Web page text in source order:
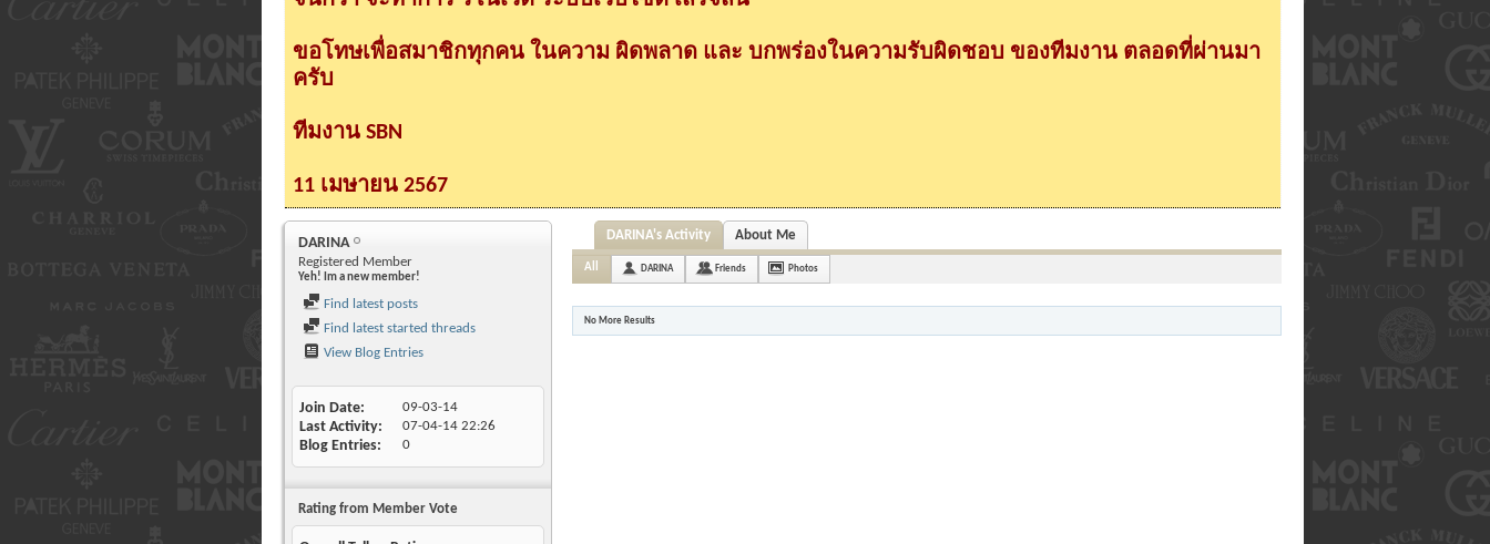
ขอโทษเพื่อสมาชิกทุกคน ในความ ผิดพลาด และ บกพร่องในความรับผิดชอบ ของทีมงาน ตลอดที่ผ่านมา
ครับ
ทีมงาน SBN
11 เมษายน 2567
DARINA
Registered Member
Yeh! Im a new member!
Find latest posts
Find latest started threads
View Blog Entries
Join Date 09-03-14
Last Activity 07-04-14 22:26
Blog Entries 0
Rating from Member Vote
DARINA's Activity About Me
All DARINA Friends Photos
No More Results